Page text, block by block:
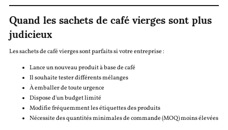
Quand les sachets de café vierges sont plus
judicieux
Les sachets de café vierges sont parfaits si votre entreprise :
Lance un nouveau produit à base de café
Il souhaite tester différents mélanges
À emballer de toute urgence
Dispose d'un budget limité
Modifie fréquemment les étiquettes des produits
Nécessite des quantités minimales de commande (MOQ) moins élevées